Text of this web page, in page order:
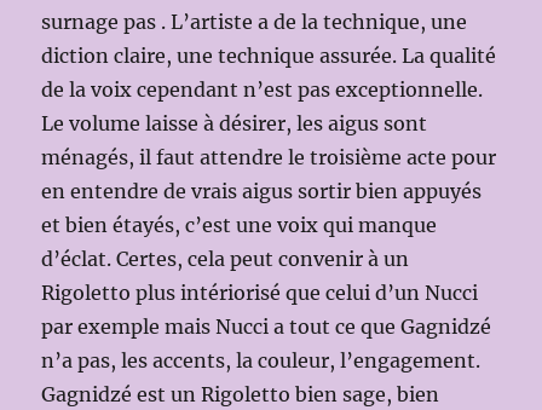
surnage pas . L’artiste a de la technique, une
diction claire, une technique assurée. La qualité
de la voix cependant n’est pas exceptionnelle.
Le volume laisse à désirer, les aigus sont
ménagés, il faut attendre le troisième acte pour
en entendre de vrais aigus sortir bien appuyés
et bien étayés, c’est une voix qui manque
d’éclat. Certes, cela peut convenir à un
Rigoletto plus intériorisé que celui d’un Nucci
par exemple mais Nucci a tout ce que Gagnidzé
n’a pas, les accents, la couleur, l’engagement.
Gagnidzé est un Rigoletto bien sage, bien